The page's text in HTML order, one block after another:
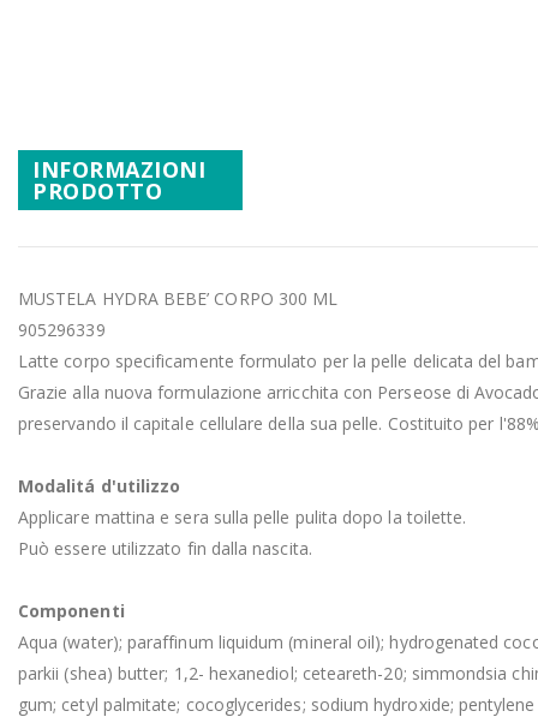
di
immagini
INFORMAZIONI
PRODOTTO
MUSTELA HYDRA BEBE’ CORPO 300 ML
905296339
Latte corpo specificamente formulato per la pelle delicata del
Grazie alla nuova formulazione arricchita con Perseose di
preservando il capitale cellulare della sua pelle. Costituito per
Modalitá d'utilizzo
Applicare mattina e sera sulla pelle pulita dopo la toilette.
Può essere utilizzato fin dalla nascita.
Componenti
Aqua (water); paraffinum liquidum (mineral oil); hydrogenated
parkii (shea) butter; 1,2- hexanediol; ceteareth-20; simmondsia
gum; cetyl palmitate; cocoglycerides; sodium hydroxide;